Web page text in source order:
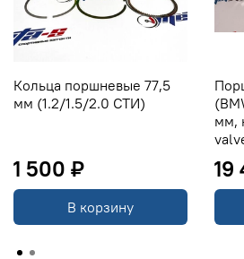
Кольца поршневые 77,5
мм (1.2/1.5/2.0 СТИ)
1 500 ₽
В корзину
мм,
19